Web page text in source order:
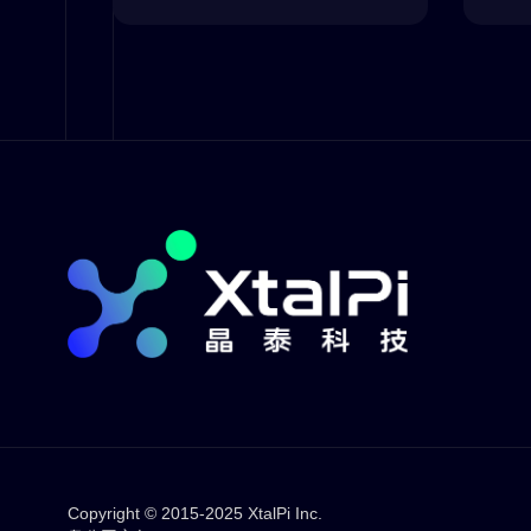
Copyright © 2015-2025 XtalPi Inc.